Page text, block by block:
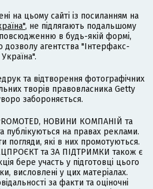
на цьому сайті із посиланням на
, не підлягають подальшому
в будь-якій формі,
дозволу агентства "Інтерфакс-
Україна".
та відтворення фотографічних
творів правовласника Getty
забороняється.
НОВИНИ КОМПАНІЙ та
на правах реклами.
погляди, які в них промотуються.
та ЗА ПІДТРИМКИ також є
бере участь у підготовці цього
висловлені у цих матеріалах.
за факти та оціночні